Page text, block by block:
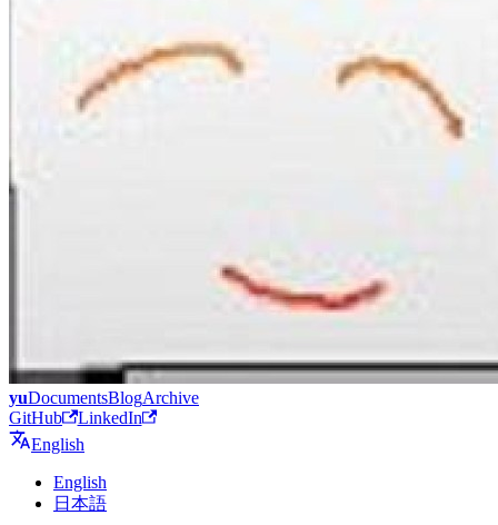
yuDocumentsBlogArchive
GitHub
LinkedIn
English
English
日本語